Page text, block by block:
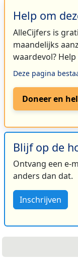
Help om
AlleCijfers is
maandelijks
waardevol?
Deze pagina
Doneer en
Blijf op de
Ontvang een e-
anders dan dat.
Inschrijven